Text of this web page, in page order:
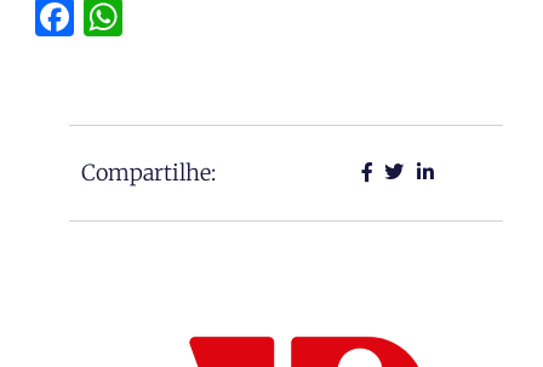
Facebook
Compartilhe: